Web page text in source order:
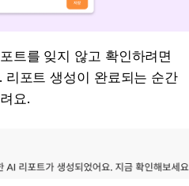
리포트 생성이 완료되는 순간
요.